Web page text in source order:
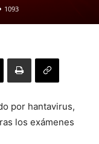
1093
por hantavirus,
los exámenes